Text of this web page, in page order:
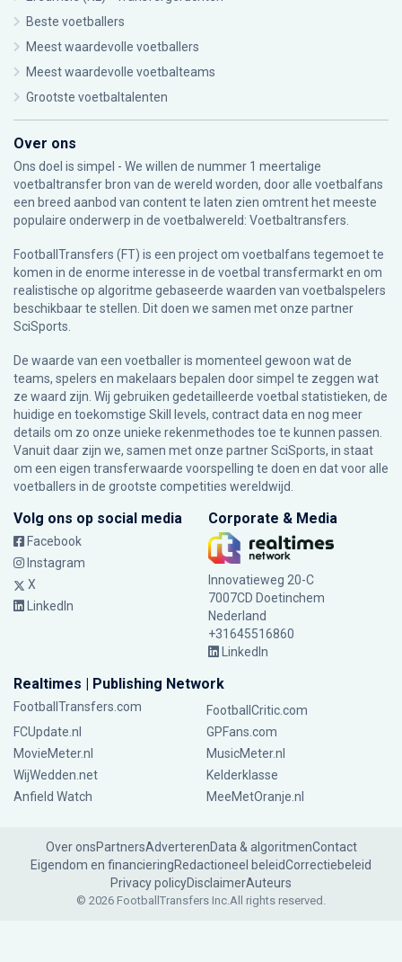
Beste voetballers
Meest waardevolle voetballers
Meest waardevolle voetbalteams
Grootste voetbaltalenten
Over ons
Ons doel is simpel - We willen de nummer 1 meertalige
voetbaltransfer bron van de wereld worden, door alle voetbalfans
een breed aanbod van content te laten zien omtrent het meeste
populaire onderwerp in de voetbalwereld: Voetbaltransfers.
FootballTransfers (FT) is een project om voetbalfans tegemoet te
komen in de enorme interesse in de voetbal transfermarkt en om
realistische op algoritme gebaseerde waarden van voetbalspelers
beschikbaar te stellen. Dit doen we samen met onze partner
SciSports
De waarde van een voetballer is momenteel gewoon wat de
teams, spelers en makelaars bepalen door simpel te zeggen wat
ze waard zijn. Wij gebruiken gedetailleerde voetbal statistieken, de
huidige en toekomstige Skill levels, contract data en nog meer
details om zo onze unieke rekenmethodes toe te kunnen passen.
Vanuit daar zijn we, samen met onze partner SciSports, in staat
om een eigen transferwaarde voorspelling te doen en dat voor alle
voetballers in de grootste competities wereldwijd.
Volg ons op social media
Facebook
Instagram
X
LinkedIn
Corporate & Media
Innovatieweg 20-C
7007CD Doetinchem
Nederland
+31645516860
LinkedIn
Realtimes | Publishing Network
FootballTransfers.com
FootballCritic.com
FCUpdate.nl
GPFans.com
MovieMeter.nl
MusicMeter.nl
WijWedden.net
Kelderklasse
Anfield Watch
MeeMetOranje.nl
Over onsPartnersAdverterenData & algoritmenContact
Eigendom en financieringRedactioneel beleidCorrectiebeleid
Privacy policyDisclaimerAuteurs
© 2026 FootballTransfers Inc.All rights reserved.